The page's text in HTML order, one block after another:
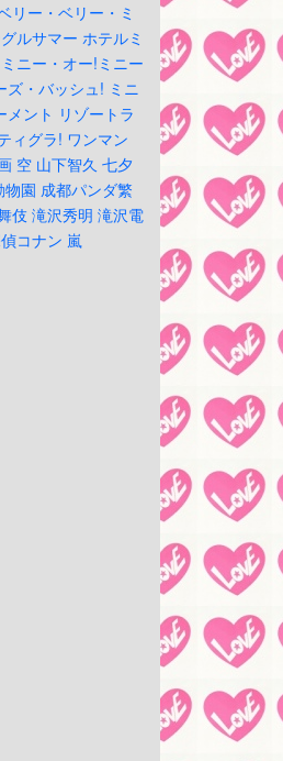
リー・ベリー・ミ
ルサマー ホテルミ
ミニー・オー!ミニー
ズ・バッシュ! ミニ
メント リゾートラ
ィグラ! ワンマン
空 山下智久 七夕
物園 成都パンダ繁
伎 滝沢秀明 滝沢電
コナン 嵐